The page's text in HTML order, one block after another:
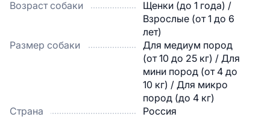
Возраст собаки
Щенки (до 1 года) /
Взрослые (от 1 до 6
лет)
Размер собаки
Для медиум пород
(от 10 до 25 кг) / Для
мини пород (от 4 до
10 кг) / Для микро
пород (до 4 кг)
Страна
Россия